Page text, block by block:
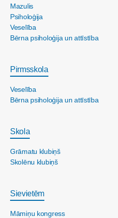
Mazulis
Psiholoģija
Veselība
Bērna psiholoģija un attīstība
Pirmsskola
Veselība
Bērna psiholoģija un attīstība
Skola
Grāmatu klubiņš
Skolēnu klubiņš
Sievietēm
Māmiņu kongress